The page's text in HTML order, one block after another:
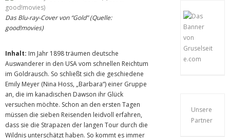
Das Blu-ray-Cover von “Gold” (Quelle:
good!movies)
Inhalt: Im Jahr 1898 träumen deutsche
Auswanderer in den USA vom schnellen Reichtum
im Goldrausch. So schließt sich die geschiedene
Emily Meyer (Nina Hoss, „Barbara“) einer Gruppe
an, die im kanadischen Dawson ihr Glück
versuchen möchte. Schon an den ersten Tagen
müssen die sieben Reisenden leidvoll erfahren,
dass sie die Strapazen der langen Tour durch die
Wildnis unterschätzt haben. So kommt es immer
Unsere
Partner